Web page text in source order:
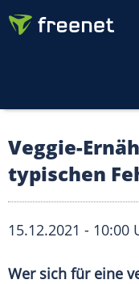
Veggie-
typischen
15.12.2021 - 10:00
Wer sich für eine